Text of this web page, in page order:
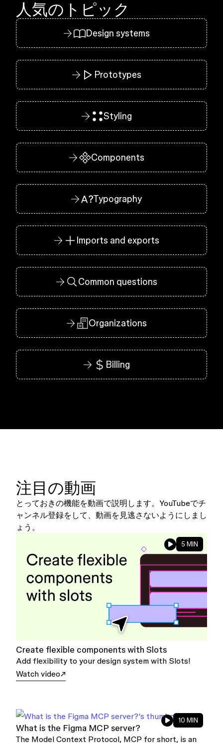
人気のトピック
Design systems
Prototypes
Styling
Components
Typography
Imports and exports
Common questions
Organizations
Billing
注目の動画
とっておきの機能を動画で説明します。YouTubeでチ
ャンネル登録をして、動画を見逃さないようにしまし
ょう。
5 MIN
Create flexible components with Slots
Add flexibility to your design system with Slots!
Watch video
10 MIN
What is the Figma MCP server?
The Model Context Protocol, MCP for short, is an